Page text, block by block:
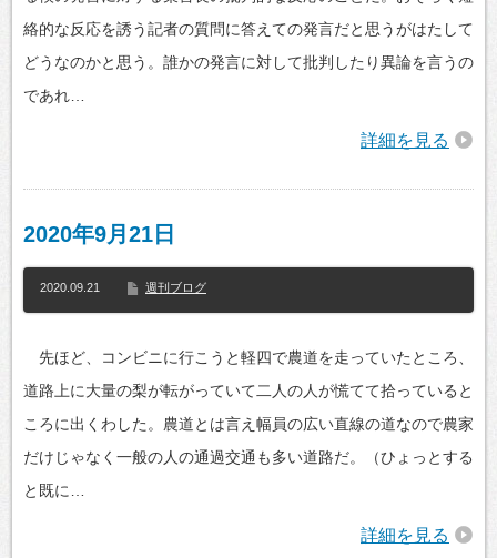
絡的な反応を誘う記者の質問に答えての発言だと思うがはたして
どうなのかと思う。誰かの発言に対して批判したり異論を言うの
であれ…
詳細を見る
2020年9月21日
2020.09.21 週刊ブログ
先ほど、コンビニに行こうと軽四で農道を走っていたところ、
道路上に大量の梨が転がっていて二人の人が慌てて拾っていると
ころに出くわした。農道とは言え幅員の広い直線の道なので農家
だけじゃなく一般の人の通過交通も多い道路だ。（ひょっとする
と既に…
詳細を見る